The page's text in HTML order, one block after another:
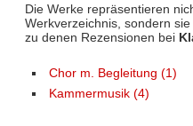
Die Werke repräsentieren
Werkverzeichnis, sondern
zu denen Rezensionen bei
Chor m. Begleitung (1)
Kammermusik (4)